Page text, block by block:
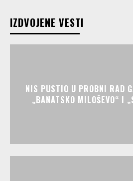
IZDVOJENE VESTI
NIS PUSTIO U PROBNI RAD
„BANATSKO MILOŠEVO“ I